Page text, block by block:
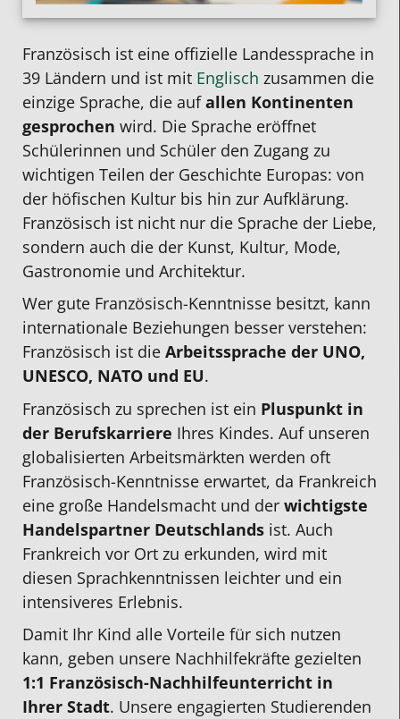
Französisch ist eine offizielle Landessprache in
39 Ländern und ist mit Englisch zusammen die
einzige Sprache, die aufallen Kontinenten
gesprochen wird. Die Sprache eröffnet
Schülerinnen und Schüler den Zugang zu
wichtigen Teilen der Geschichte Europas: von
der höfischen Kultur bis hin zur Aufklärung.
Französisch ist nicht nur die Sprache der Liebe,
sondern auch die der Kunst, Kultur, Mode,
Gastronomie und Architektur.
Wer gute Französisch-Kenntnisse besitzt, kann
internationale Beziehungen besser verstehen:
Französisch ist die Arbeitssprache der UNO,
UNESCO, NATO und EU.
Französisch zu sprechen ist ein Pluspunkt in
der Berufskarriere Ihres Kindes. Auf unseren
globalisierten Arbeitsmärkten werden oft
Französisch-Kenntnisse erwartet, da Frankreich
eine große Handelsmacht und der wichtigste
Handelspartner Deutschlands ist. Auch
Frankreich vor Ort zu erkunden, wird mit
diesen Sprachkenntnissen leichter und ein
intensiveres Erlebnis.
Damit Ihr Kind alle Vorteile für sich nutzen
kann, geben unsere Nachhilfekräfte gezielten
1:1 Französisch-Nachhilfeunterricht in
Ihrer Stadt. Unsere engagierten Studierenden